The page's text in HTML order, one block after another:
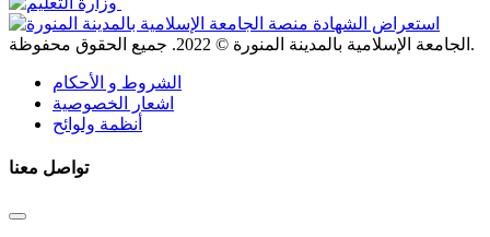
الجامعة الإسلامية بالمدينة المنورة © 2022 . جميع الحقوق محفوظة.
الشروط و الأحكام
اشعار الخصوصية
أنظمة ولوائح
تواصل معنا